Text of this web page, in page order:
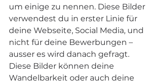
um einige zu nennen. Diese Bilder
verwendest du in erster Linie für
deine Webseite, Social Media, und
nicht für deine Bewerbungen –
ausser es wird danach gefragt.
Diese Bilder können deine
Wandelbarkeit oder auch deine